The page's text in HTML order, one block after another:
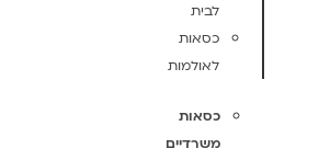
לבית
כסאות
לאולמות
כסאות
משרדיים